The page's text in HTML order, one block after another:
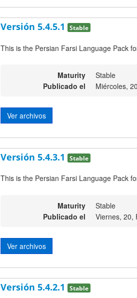
Versión 5.4.5.1 Stable
This is the Persian Farsi Language Pack
Maturity
Stable
Publicado el
Miércoles,
Ver archivos
Versión 5.4.3.1 Stable
This is the Persian Farsi Language Pack
Maturity
Stable
Publicado el
Viernes, 20,
Ver archivos
Versión 5.4.2.1 Stable